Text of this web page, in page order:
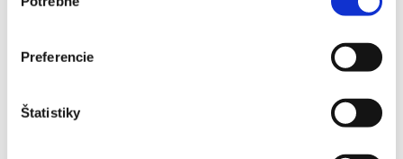
súhlasu
Preferencie
Štatistiky